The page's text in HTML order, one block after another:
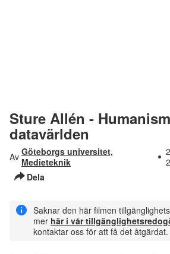
Sture Allén -
datavärlden
Av Göteborgs universitet,
Medieteknik
Dela
Saknar den här filmen
mer här i vår
kontaktar oss för att få det åtgärdat.